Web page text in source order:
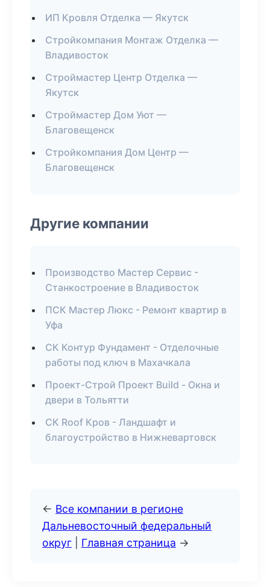
ИП Кровля Отделка — Якутск
Стройкомпания Монтаж Отделка —
Владивосток
Строймастер Центр Отделка —
Якутск
Строймастер Дом Уют —
Благовещенск
Стройкомпания Дом Центр —
Благовещенск
Другие компании
Производство Мастер Сервис -
Станкостроение в Владивосток
ПСК Мастер Люкс - Ремонт квартир в
Уфа
СК Контур Фундамент - Отделочные
работы под ключ в Махачкала
Проект-Строй Проект Build - Окна и
двери в Тольятти
СК Roof Кров - Ландшафт и
благоустройство в Нижневартовск
← Все компании в регионе
Дальневосточный федеральный
округ
Главная страница →